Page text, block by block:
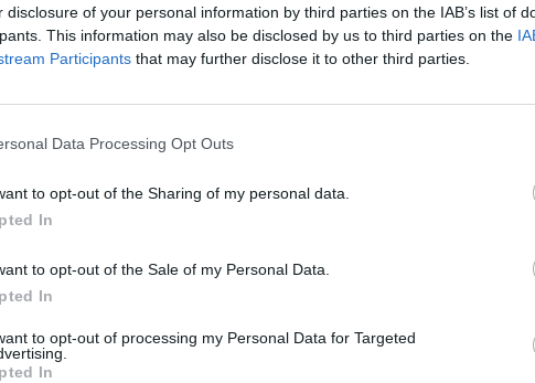
disclosure of your personal information by third parties on the IAB’s list of
This information may also be disclosed by us to third parties on the
Participants that may further disclose it to other third parties.
Data Processing Opt Outs
to opt-out of the Sharing of my personal data.
In
to opt-out of the Sale of my Personal Data.
In
to opt-out of processing my Personal Data for Targeted
In
дни остават до момента, в който дядо Коледа ще се спусне по
Проследявайте времето с прекрасния календар и получавайте
Начало: 01.12.2024 г. в 01:01 ч.
Внимание: само първите 50 минути от
Повече информация